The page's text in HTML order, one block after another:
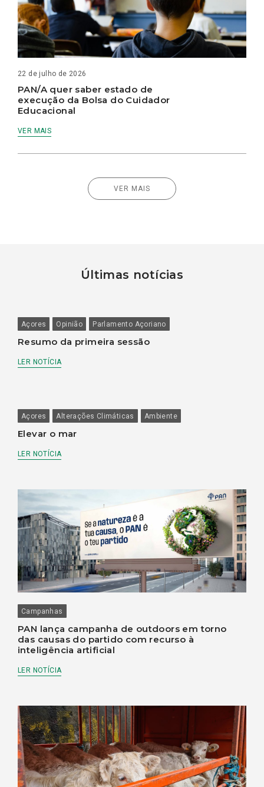
22 de julho de 2026
PAN/A quer saber estado de
execução da Bolsa do Cuidador
Educacional
VER MAIS
VER MAIS
Últimas notícias
Açores Opinião Parlamento Açoriano
Resumo da primeira sessão
LER NOTÍCIA
Açores Alterações Climáticas Ambiente
Elevar o mar
LER NOTÍCIA
Campanhas
PAN lança campanha de outdoors em torno
das causas do partido com recurso à
inteligência artificial
LER NOTÍCIA